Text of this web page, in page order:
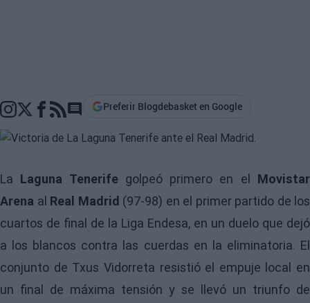
Go to comments section
Preferir Blogdebasket en Google
La Laguna Tenerife golpeó primero en el Movistar
Arena al Real Madrid (97-98) en el primer partido de los
cuartos de final de la Liga Endesa, en un duelo que dejó
a los blancos contra las cuerdas en la eliminatoria. El
conjunto de Txus Vidorreta resistió el empuje local en
un final de máxima tensión y se llevó un triunfo de